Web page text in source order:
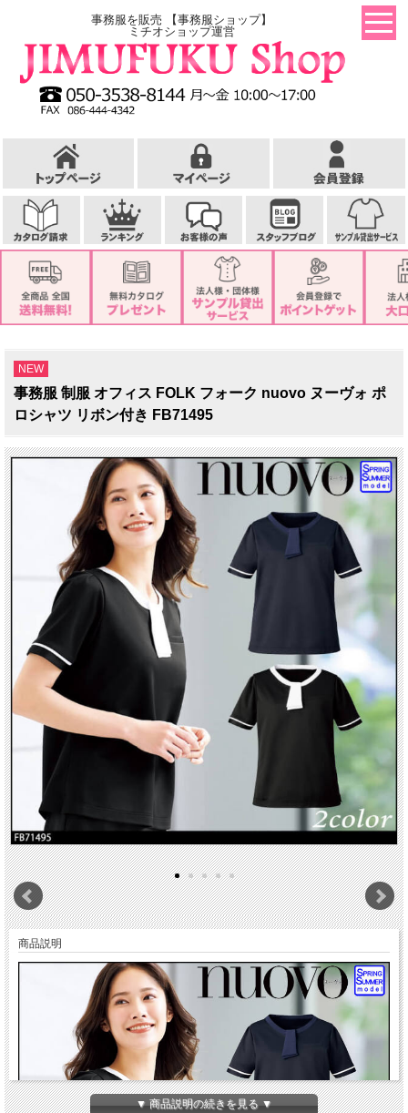
事務服を販売 【事務服ショップ】
ミチオショップ運営
NEW
事務服 制服 オフィス FOLK フォーク nuovo ヌーヴォ ポ
ロシャツ リボン付き FB71495
商品説明
▼ 商品説明の続きを見る ▼